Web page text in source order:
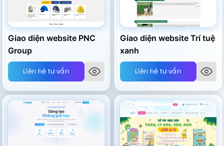
Giao diện website PNC
Group
Liên hệ tư vấn
Giao diện website Trí tuệ
xanh
Liên hệ tư vấn